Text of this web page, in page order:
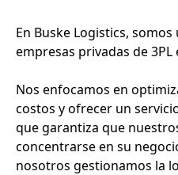
En Buske Logistics,
empresas privadas de
Nos enfocamos en
costos y ofrecer un
que garantiza que
concentrarse en su
nosotros gestionamos la